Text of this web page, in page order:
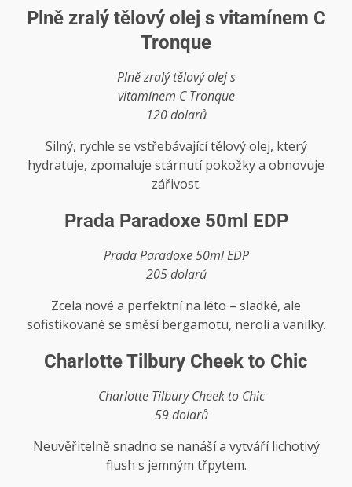
Plně zralý tělový olej s vitamínem C
Tronque
Plně zralý tělový olej s
vitamínem C Tronque
120 dolarů
Silný, rychle se vstřebávající tělový olej, který
hydratuje, zpomaluje stárnutí pokožky a obnovuje
zářivost.
Prada Paradoxe 50ml EDP
Prada Paradoxe 50ml EDP
205 dolarů
Zcela nové a perfektní na léto – sladké, ale
sofistikované se směsí bergamotu, neroli a vanilky.
Charlotte Tilbury Cheek to Chic
Charlotte Tilbury Cheek to Chic
59 dolarů
Neuvěřitelně snadno se nanáší a vytváří lichotivý
flush s jemným třpytem.